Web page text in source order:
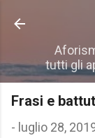
tutti gli
Frasi e
- luglio 28,